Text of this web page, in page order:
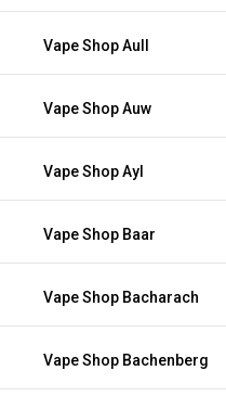
Vape Shop Aull
Vape Shop Auw
Vape Shop Ayl
Vape Shop Baar
Vape Shop Bacharach
Vape Shop Bachenberg